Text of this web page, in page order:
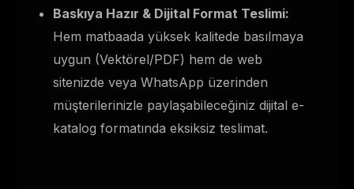
Baskıya Hazır & Dijital Format Teslimi:
Hem matbaada yüksek kalitede basılmaya
uygun (Vektörel/PDF) hem de web
sitenizde veya WhatsApp üzerinden
müşterilerinizle paylaşabileceğiniz dijital e-
katalog formatında eksiksiz teslimat.